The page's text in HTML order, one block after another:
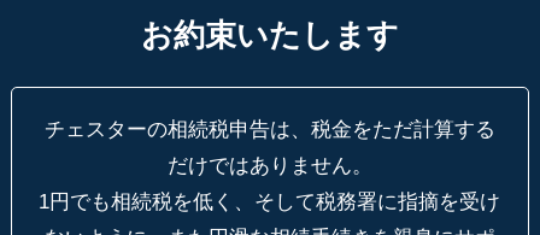
お約束いたします
チェスターの相続税申告は、税金をただ計算する
だけではありません。
1円でも相続税を低く、そして税務署に指摘を受け